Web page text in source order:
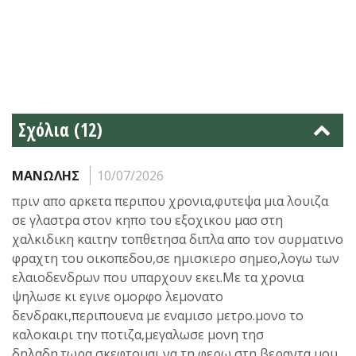
Σχόλια (12)
ΜΑΝΩΛΗΣ
10/07/2026
πριν απο αρκετα περιπου χρονια,φυτεψα μια λουιζα
σε γλαστρα στον κηπο του εξοχικου μασ στη
χαλκιδικη καιτην τοπθετησα διπλα απο τον συρματινο
φραχτη του οικοπεδου,σε ημισκιερο σημεο,λογω των
ελαιοδενδρων που υπαρχουν εκει.Με τα χρονια
ψηλωσε κι εγινε ομορφο λεμονατο
δενδρακι,περιπουενα με εναμισο μετρο.μονο το
καλοκαιρι την ποτιζα,μεγαλωσε μονη τησ